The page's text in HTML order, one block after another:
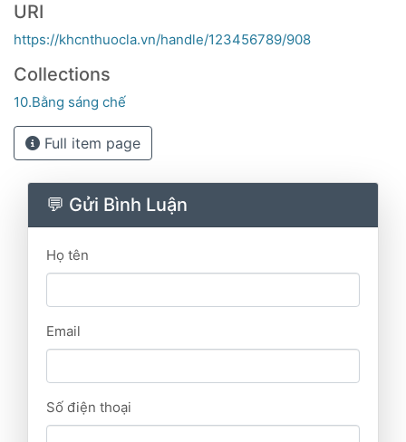
URI
https://khcnthuocla.vn/handle/123456789/908
Collections
10.Bằng sáng chế
Full item page
💬 Gửi Bình Luận
Họ tên
Email
Số điện thoại